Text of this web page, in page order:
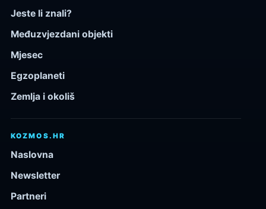
Jeste li znali?
Međuzvjezdani objekti
Mjesec
Egzoplaneti
Zemlja i okoliš
KOZMOS.HR
Naslovna
Newsletter
Partneri